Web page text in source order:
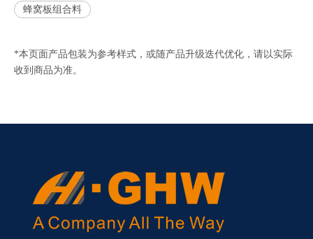
蜂窝板组合料
*本页面产品包装为参考样式，或随产品升级迭代优化，请以实际
收到商品为准。